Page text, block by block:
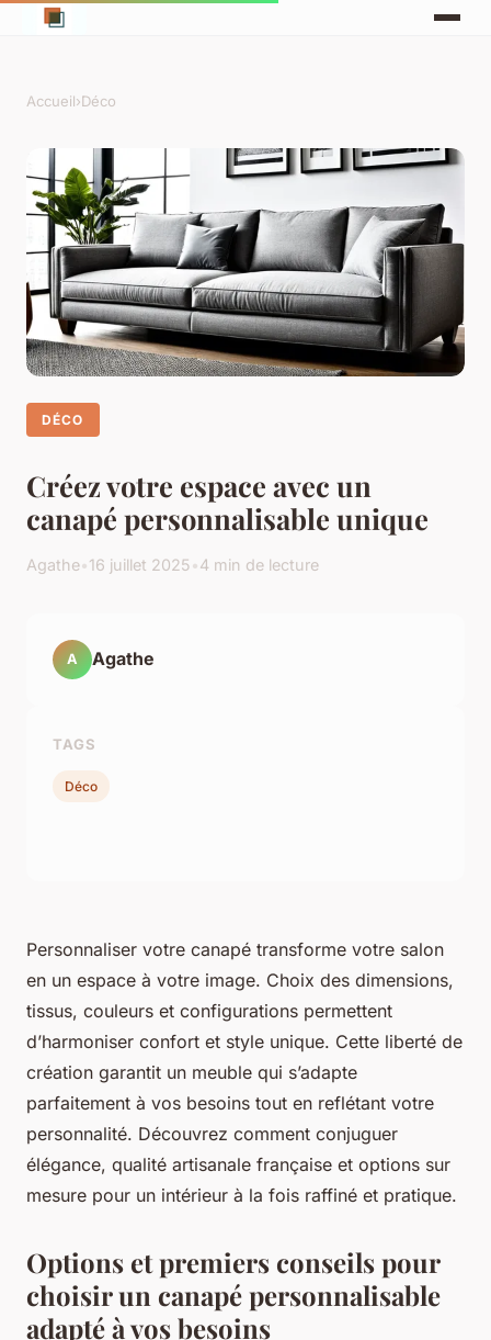
Accueil›Déco
DÉCO
Créez votre espace avec un
canapé personnalisable unique
Agathe•16 juillet 2025•4 min de lecture
Personnaliser votre canapé transforme votre salon
en un espace à votre image. Choix des dimensions,
tissus, couleurs et configurations permettent
d’harmoniser confort et style unique. Cette liberté de
création garantit un meuble qui s’adapte
parfaitement à vos besoins tout en reflétant votre
personnalité. Découvrez comment conjuguer
élégance, qualité artisanale française et options sur
mesure pour un intérieur à la fois raffiné et pratique.
Options et premiers conseils pour
choisir un canapé personnalisable
adapté à vos besoins
A Agathe
TAGS
Déco